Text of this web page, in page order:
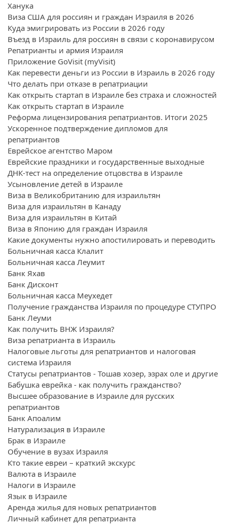
Ханука
Виза США для россиян и граждан Израиля в 2026
Куда эмигрировать из России в 2026 году
Въезд в Израиль для россиян в связи с коронавирусом
Репатрианты и армия Израиля
Приложение GoVisit (myVisit)
Как перевести деньги из России в Израиль в 2026 году
Что делать при отказе в репатриации
Как открыть стартап в Израиле без страха и сложностей
Как открыть стартап в Израиле
Реформа лицензирования репатриантов. Итоги 2025
Ускоренное подтверждение дипломов для
репатриантов
Еврейское агентство Маром
Еврейские праздники и государственные выходные
ДНК-тест на определение отцовства в Израиле
Усыновление детей в Израиле
Виза в Великобританию для израильтян
Виза для израильтян в Канаду
Виза для израильтян в Китай
Виза в Японию для граждан Израиля
Какие документы нужно апостилировать и переводить
Больничная касса Клалит
Больничная касса Леумит
Банк Яхав
Банк Дисконт
Больничная касса Меухедет
Получение гражданства Израиля по процедуре СТУПРО
Банк Леуми
Как получить ВНЖ Израиля?
Виза репатрианта в Израиль
Налоговые льготы для репатриантов и налоговая
система Израиля
Статусы репатриантов - Тошав хозер, эзрах оле и другие
Бабушка еврейка - как получить гражданство?
Высшее образование в Израиле для русских
репатриантов
Банк Апоалим
Натурализация в Израиле
Брак в Израиле
Обучение в вузах Израиля
Кто такие евреи – краткий экскурс
Валюта в Израиле
Налоги в Израиле
Язык в Израиле
Аренда жилья для новых репатриантов
Личный кабинет для репатрианта